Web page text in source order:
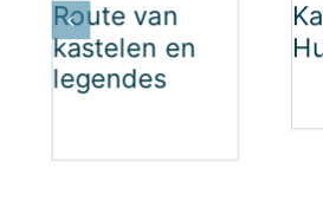
Route van
kastelen en
legendes